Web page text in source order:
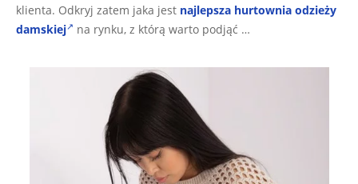
klienta. Odkryj zatem jaka jest najlepsza hurtownia odzieży
damskiej
na rynku, z którą warto podjąć …